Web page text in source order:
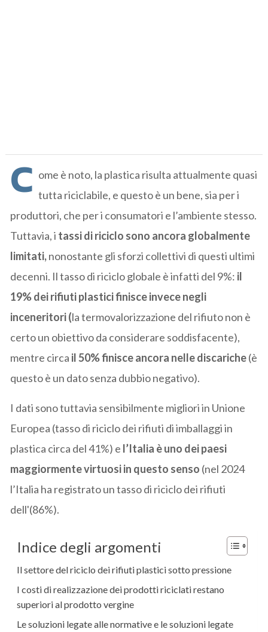
C ome è noto, la plastica risulta attualmente quasi
tutta riciclabile, e questo è un bene, sia per i
produttori, che per i consumatori e l’ambiente stesso.
Tuttavia, i tassi di riciclo sono ancora globalmente
limitati,nonostante gli sforzi collettivi di questi ultimi
decenni. Il tasso di riciclo globale è infatti del 9%: il
19% dei rifiuti plastici finisce invece negli
inceneritori (la termovalorizzazione del rifiuto non è
certo un obiettivo da considerare soddisfacente),
mentre circa il 50% finisce ancora nelle discariche(è
questo è un dato senza dubbio negativo).
I dati sono tuttavia sensibilmente migliori in Unione
Europea (tasso di riciclo dei rifiuti di imballaggi in
plastica circa del 41%) e l’Italia è uno dei paesi
maggiormente virtuosi in questo senso (nel 2024
l’Italia ha registrato un tasso di riciclo dei rifiuti
dell'(86%).
Indice degli argomenti
Il settore del riciclo dei rifiuti plastici sotto pressione
I costi di realizzazione dei prodotti riciclati restano
superiori al prodotto vergine
Le soluzioni legate alle normative e le soluzioni legate